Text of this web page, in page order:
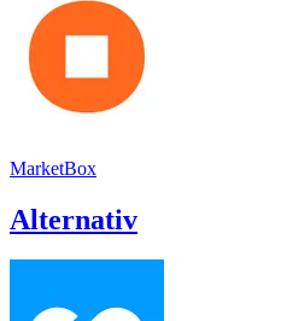
MarketBox
Alternativ